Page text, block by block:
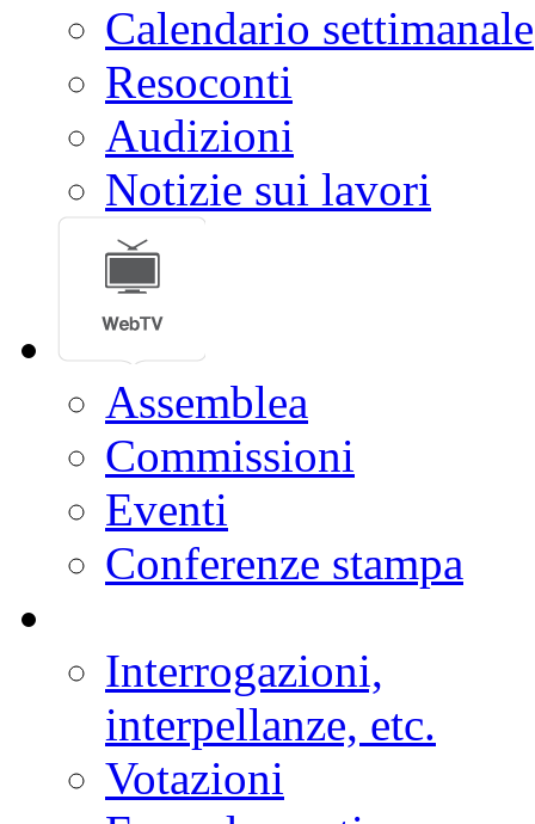
Calendario settimanale
Resoconti
Audizioni
Notizie sui lavori
Assemblea
Commissioni
Eventi
Conferenze stampa
Interrogazioni,
interpellanze, etc.
Votazioni